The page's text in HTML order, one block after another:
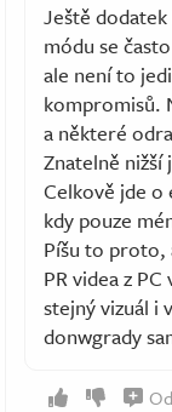
Ještě
módu se
ale není to
kompromisů.
a některé
Znatelně nižší
​Celkově jde o
kdy pouze
Píšu to proto,
PR videa z
stejný vizuál i
donwgrady